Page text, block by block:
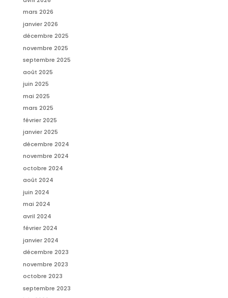
mars 2026
janvier 2026
décembre 2025
novembre 2025
septembre 2025
août 2025
juin 2025
mai 2025
mars 2025
février 2025
janvier 2025
décembre 2024
novembre 2024
octobre 2024
août 2024
juin 2024
mai 2024
avril 2024
février 2024
janvier 2024
décembre 2023
novembre 2023
octobre 2023
septembre 2023